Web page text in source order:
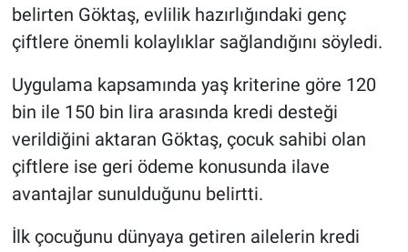
belirten Göktaş, evlilik hazırlığındaki genç
çiftlere önemli kolaylıklar sağlandığını söyledi.
Uygulama kapsamında yaş kriterine göre 120
bin ile 150 bin lira arasında kredi desteği
verildiğini aktaran Göktaş, çocuk sahibi olan
çiftlere ise geri ödeme konusunda ilave
avantajlar sunulduğunu belirtti.
İlk çocuğunu dünyaya getiren ailelerin kredi